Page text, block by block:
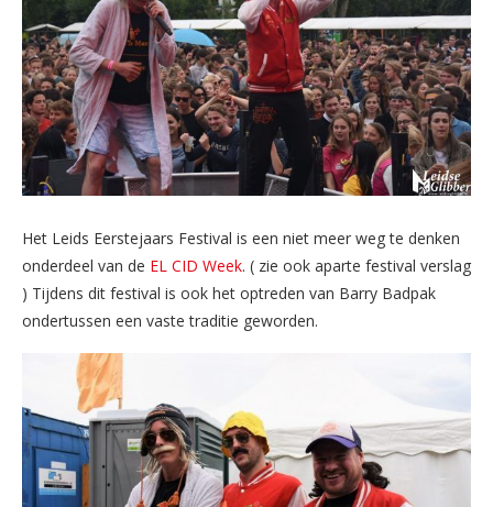
Het Leids Eerstejaars Festival is een niet meer weg te denken
onderdeel van de EL CID Week. ( zie ook aparte festival verslag
) Tijdens dit festival is ook het optreden van Barry Badpak
ondertussen een vaste traditie geworden.